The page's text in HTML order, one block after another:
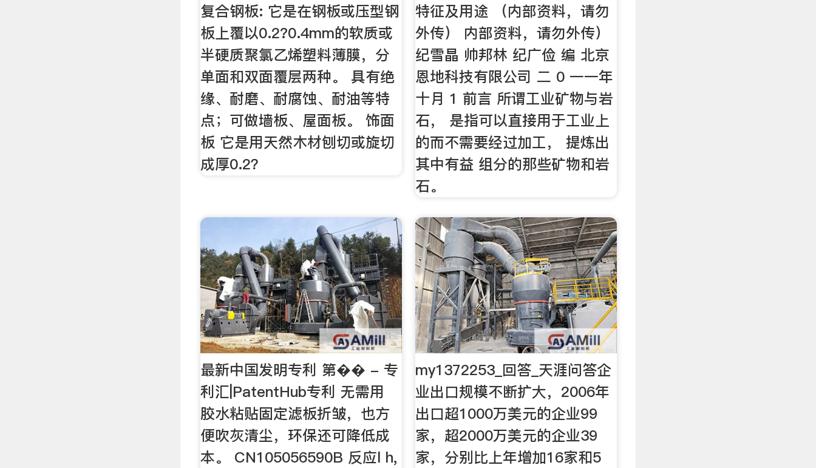
复合钢板: 它是在钢板或压型钢
板上覆以0.2?0.4mm的软质或
半硬质聚氯乙烯塑料薄膜，分
单面和双面覆层两种。 具有绝
缘、耐磨、耐腐蚀、耐油等特
点；可做墙板、屋面板。 饰面
板 它是用天然木材刨切或旋切
成厚0.2？
特征及用途 （内部资料，请勿
外传） 内部资料，请勿外传）
纪雪晶 帅邦林 纪广俭 编 北京
恩地科技有限公司 二 0 一一年
十月 1 前言 所谓工业矿物与岩
石， 是指可以直接用于工业上
的而不需要经过加工， 提炼出
其中有益 组分的那些矿物和岩
石。
最新中国发明专利 第�� - 专
利汇|PatentHub专利 无需用
胶水粘贴固定滤板折皱，也方
便吹灰清尘，环保还可降低成
本。 CN105056590B 反应l h,
my1372253_回答_天涯问答企
业出口规模不断扩大，2006年
出口超1000万美元的企业99
家，超2000万美元的企业39
家，分别比上年增加16家和5